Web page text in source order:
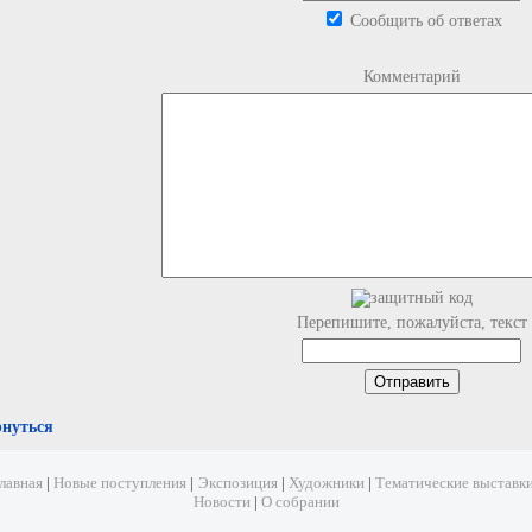
Сообщить об ответах
Комментарий
Перепишите, пожалуйста, текст
Новые поступления Экспозиция Художники
Тематические
Новости| О собрании